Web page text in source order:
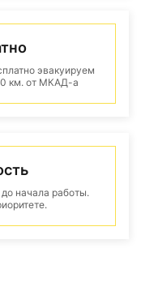
эвакуируем
км. от МКАД-а
начала работы.